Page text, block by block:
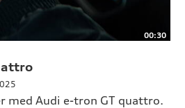
00:30
med Audi e-tron GT quattro.